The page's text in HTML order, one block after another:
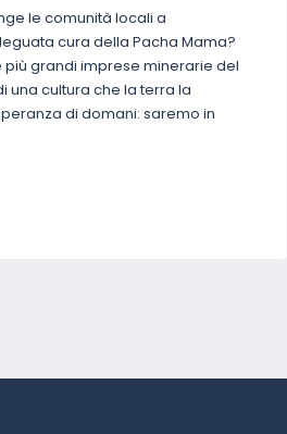
le comunità locali a
cura della Pacha Mama?
grandi imprese minerarie del
una cultura che la terra la
di domani: saremo in